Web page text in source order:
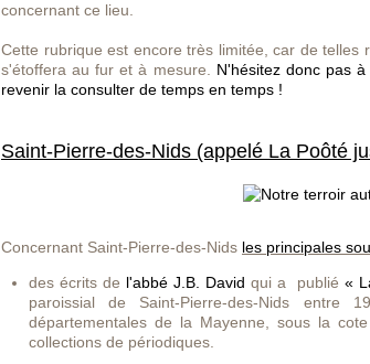
concernant ce lieu.
Cette rubrique est encore très limitée, car de telles
s'étoffera au fur et à mesure. N'hésitez donc pas
revenir la consulter de temps en temps !
Saint-Pierre-des-Nids (appelé La Poôté
Concernant Saint-Pierre-des-Nids les principales
des écrits de l'abbé J.B. David qui a publié «
paroissial de Saint-Pierre-des-Nids entre
départementales de la Mayenne, sous la
collections de périodiques.